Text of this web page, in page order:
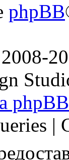
phpBB
phpBB
|